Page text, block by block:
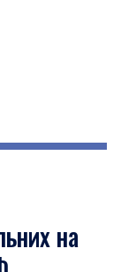
на